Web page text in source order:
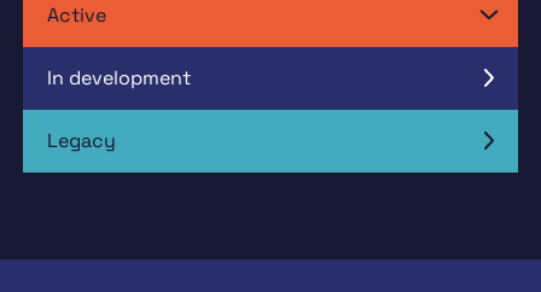
Active
In development
Legacy